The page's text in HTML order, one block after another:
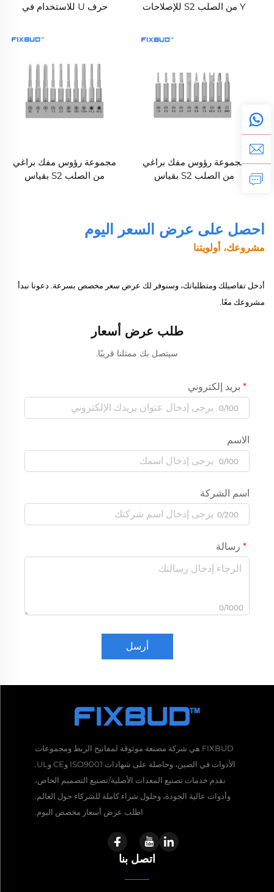
Y من الصلب S2 للإصلاحات
حرف U للاستخدام في
مجموعة رؤوس مفك براغي
من الصلب S2 بقياس
مجموعة رؤوس مفك براغي
من الصلب S2 بقياس
احصل على عرض السعر اليوم
مشروعك، أولويتنا
أدخل تفاصيلك ومتطلباتك، وسنوفر لك عرض سعر مخصص بسرعة. دعونا نبدأ
مشروعك معًا.
طلب عرض أسعار
سيتصل بك ممثلنا قريبًا.
بريد إلكتروني
0/100
الاسم
0/100
اسم الشركة
0/200
رسالة
0/1000
أرسل
FIXBUD هي شركة مصنعة موثوقة لمفاتيح الربط ومجموعات
الأدوات في الصين، وحاصلة على شهادات ISO9001 وCE وUL.
نقدم خدمات تصنيع المعدات الأصلية/تصنيع التصميم الخاص،
وأدوات عالية الجودة، وحلول شراء كاملة للشركاء حول العالم.
اطلب عرض أسعار مخصص اليوم.
اتصل بنا